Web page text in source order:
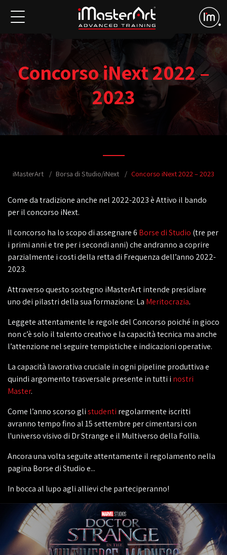
Concorso iNext 2022 –
2023
iMasterArt Borsa di Studio/iNext Concorso iNext 2022 – 2023
Come da tradizione anche nel 2022-2023 è Attivo il bando
per il concorso iNext.
Il concorso ha lo scopo di assegnare 6 Borse di Studio (tre per
i primi anni e tre per i secondi anni) che andranno a coprire
parzialmente i costi della retta di Frequenza dell’anno 2022-
2023.
Attraverso questo sostegno iMasterArt intende presidiare
uno dei pilastri della sua formazione: La Meritocrazia.
Leggete attentamente le regole del Concorso poiché in gioco
non c’è solo il talento creativo e la capacità tecnica ma anche
l’attenzione nel seguire tempistiche e indicazioni operative.
La capacità lavorativa cruciale in ogni pipeline produttiva e
quindi argomento trasversale presente in tutti i nostri
Master.
Come l’anno scorso glistudenti regolarmente iscritti
avranno tempo fino al 15 settembre per cimentarsi con
l'universo visivo di Dr Strange e il Multiverso della Follia.
Ancora una volta seguite attentamente il regolamento nella
pagina Borse di Studio e...
In bocca al lupo agli allievi che parteciperanno!